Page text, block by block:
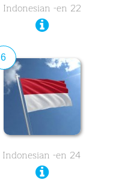
Indonesian -en 22
6
Indonesian -en 24